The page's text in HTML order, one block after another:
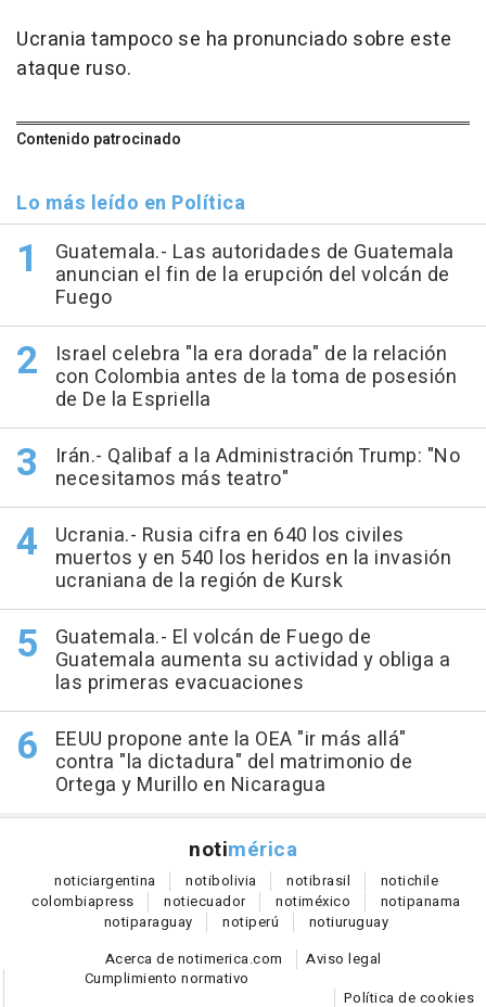
Ucrania tampoco se ha pronunciado sobre este
ataque ruso.
Contenido patrocinado
Lo más leído en Política
Guatemala.- Las autoridades de Guatemala
anuncian el fin de la erupción del volcán de
Fuego
Israel celebra "la era dorada" de la relación
con Colombia antes de la toma de posesión
de De la Espriella
Irán.- Qalibaf a la Administración Trump: "No
necesitamos más teatro"
Ucrania.- Rusia cifra en 640 los civiles
muertos y en 540 los heridos en la invasión
ucraniana de la región de Kursk
Guatemala.- El volcán de Fuego de
Guatemala aumenta su actividad y obliga a
las primeras evacuaciones
EEUU propone ante la OEA "ir más allá"
contra "la dictadura" del matrimonio de
Ortega y Murillo en Nicaragua
notimérica
noticiargentina notibolivia notibrasil notichile
colombiapress notiecuador notiméxico notipanama
notiparaguay notiperú notiuruguay
Acerca de notimerica.com
Aviso legal
Cumplimiento normativo
Política de cookies